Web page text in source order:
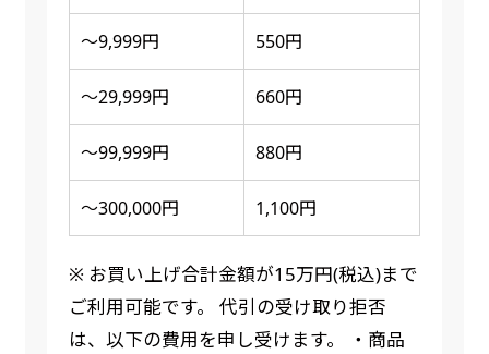
～9,999円 550円
～29,999円 660円
～99,999円 880円
～300,000円 1,100円
※ お買い上げ合計金額が15万円(税込)まで
ご利用可能です。 代引の受け取り拒否
は、以下の費用を申し受けます。 ・商品